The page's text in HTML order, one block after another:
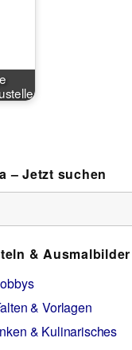
– Jetzt suchen
& Ausmalbilder
& Vorlagen
& Kulinarisches